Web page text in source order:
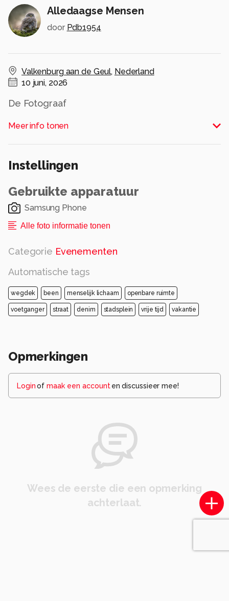
Alledaagse Mensen
door Pdb1954
Valkenburg aan de Geul, Nederland
10 juni, 2026
De Fotograaf
Alle rechten voorbehouden
Meer info tonen
Instellingen
Gebruikte apparatuur
Samsung Phone
Alle foto informatie tonen
Categorie Evenementen
Automatische tags
wegdek been menselijk lichaam openbare ruimte
voetganger straat denim stadsplein vrije tijd vakantie
Opmerkingen
Loginof maak een account en discussieer mee!
Wees de eerste die een opmerking
achterlaat.